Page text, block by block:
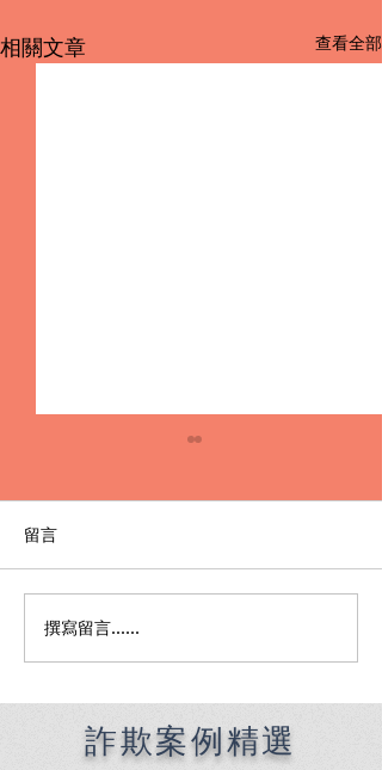
相關文章 查看全部
Premier English
Speaking Criminal
Filipinos in Taiwan:
Chien Sheng
International Law Firm
留言
撰寫留言......
詐欺案例精選